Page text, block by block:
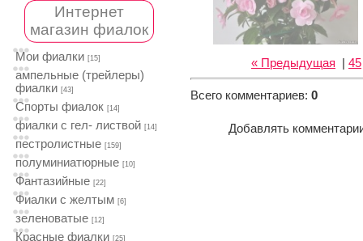
Интернет
магазин фиалок
Мои фиалки [15]
ампельные (трейлеры)
фиалки [43]
Спорты фиалок [14]
фиалки с гел- листвой [14]
пестролистные [159]
полуминиатюрные [10]
Фантазийные [22]
Фиалки с желтым [6]
зеленоватые [12]
Красные фиалки [25]
« Предыдущая 45
Всего комментариев: 0
Добавлять